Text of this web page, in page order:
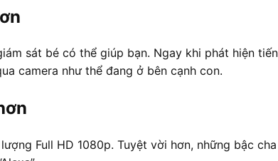
sát bé có thể giúp bạn. Ngay khi phát hiện
camera như thể đang ở bên cạnh con.
Full HD 1080p. Tuyệt vời hơn, những bậc